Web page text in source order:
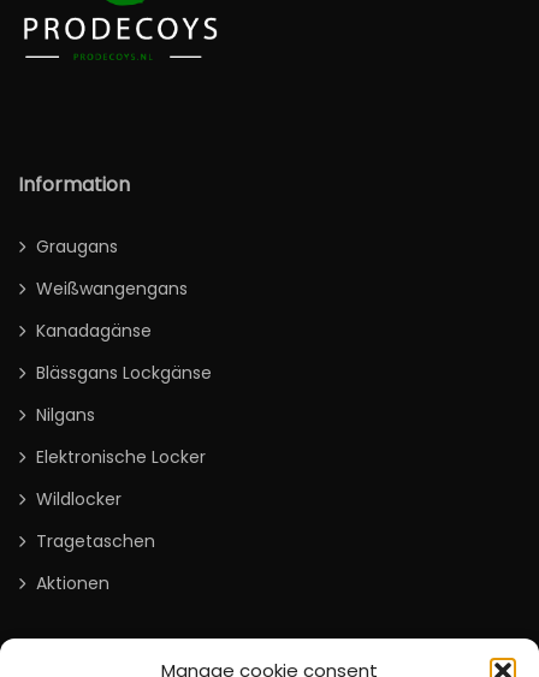
Manage cookie consent
Information
Graugans
Weißwangengans
Kanadagänse
Blässgans Lockgänse
Nilgans
Elektronische Locker
Wildlocker
Tragetaschen
Aktionen